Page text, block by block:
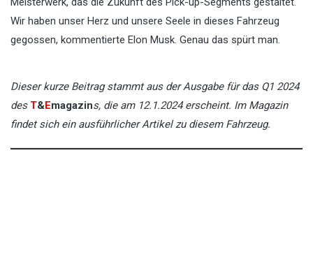
Wir haben unser Herz und unsere Seele in dieses Fahrzeug
gegossen, kommentierte Elon Musk. Genau das spürt man.
Dieser kurze Beitrag stammt aus der Ausgabe für das Q1 2024
des T&Emagazins, die am 12.1.2024 erscheint. Im Magazin
findet sich ein ausführlicher Artikel zu diesem Fahrzeug.